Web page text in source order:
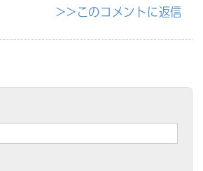
>>このコメントに返信